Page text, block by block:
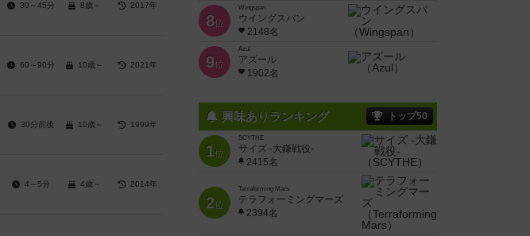
30～45分 8歳～ 2017年
60～90分 10歳～ 2021年
30分前後 10歳～ 1999年
4～5分 4歳～ 2014年
8位
Wingspan
ウイングスパン
2148名
9位
Azul
アズール
1902名
興味ありランキング トップ50
1位
SCYTHE
サイズ -大鎌戦役-
2415名
2位
Terraforming Mars
テラフォーミングマーズ
2394名